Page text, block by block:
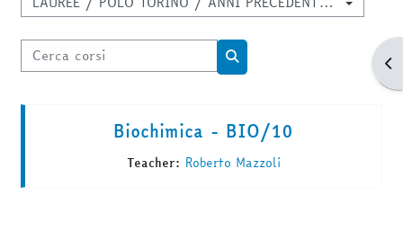
Categorie di corso
Cerca corsi
Cerca corsi
Biochimica - BIO/10
Teacher: Roberto Mazzoli